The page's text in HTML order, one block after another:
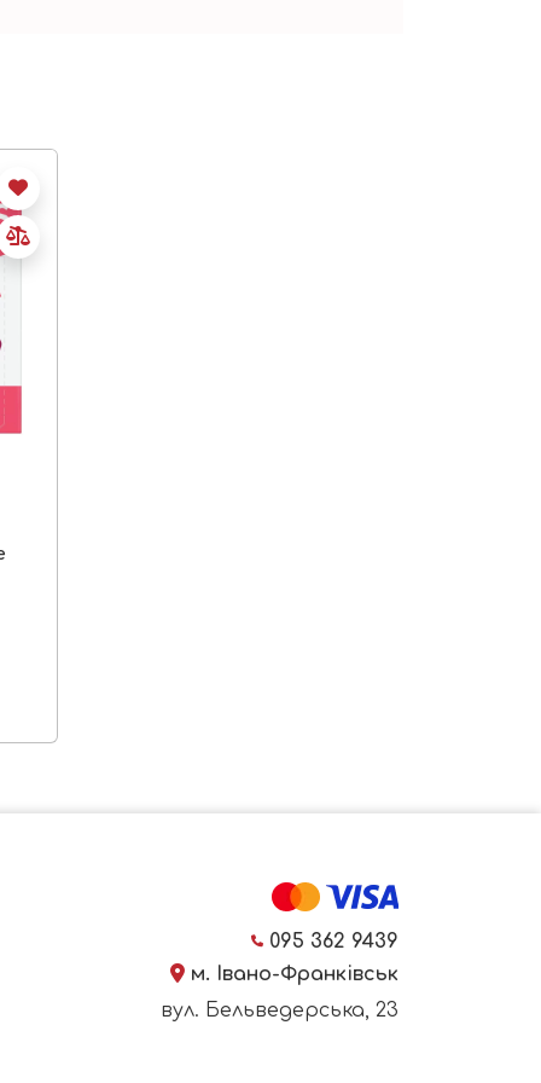
095 362 9439
м. Івано-Франківськ
вул. Бельведерська, 23